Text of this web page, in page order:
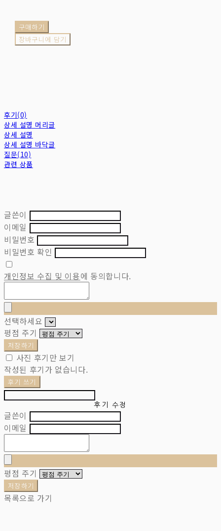
구매하기
장바구니에 담기
후기(0)
상세 설명 머리글
상세 설명
상세 설명 바닥글
질문(10)
관련 상품
글쓴이
이메일
비밀번호
비밀번호 확인
개인정보 수집 및 이용에 동의합니다.
선택하세요
평점 주기
저장하기
사진 후기만 보기
작성된 후기가 없습니다.
후기 쓰기
후기 수정
글쓴이
이메일
평점 주기
저장하기
목록으로 가기